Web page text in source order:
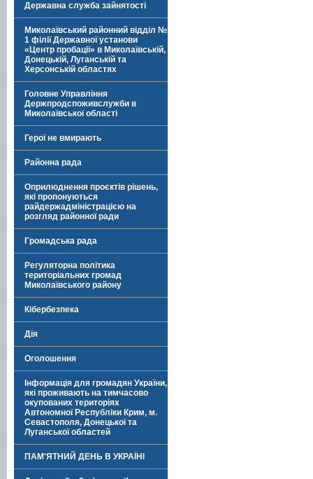
Державна служба зайнятості
Миколаївський районний відділ №
1 філії Державної установи
«Центр пробації» в Миколаївській,
Донецькій, Луганській та
Херсонській областях
Головне Управління
Держпродспоживслужби в
Миколаївської області
Герої не вмирають
Районна рада
Оприлюднення проєктів рішень,
які пропонуються
райдержадміністрацією на
розгляд районної ради
Громадська рада
Регуляторна політика
територіальних громад
Миколаївського району
Кібербезпека
Дія
Оголошення
Інформація для громадян України,
які проживають на тимчасово
окупованих територіях
Автономної Республіки Крим, м.
Севастополя, Донецької та
Луганської областей
ПАМ'ЯТНИЙ ДЕНЬ В УКРАЇНІ